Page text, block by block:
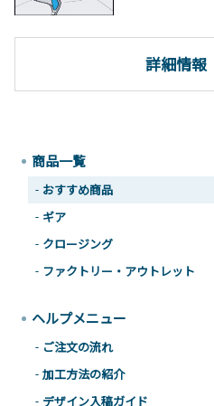
詳細情報
商品一覧
おすすめ商品
ギア
クロージング
ファクトリー・アウトレット
ヘルプメニュー
ご注文の流れ
加工方法の紹介
デザイン入稿ガイド